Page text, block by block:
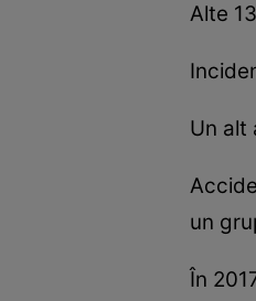
Alte
Un alt
un
În